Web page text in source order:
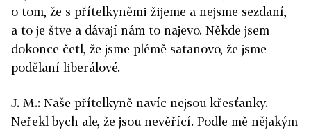
o tom, že s přítelkyněmi žijeme a nejsme sezdaní,
a to je štve a dávají nám to najevo. Někde jsem
dokonce četl, že jsme plémě satanovo, že jsme
podělaní liberálové.
J. M.: Naše přítelkyně navíc nejsou křesťanky.
Neřekl bych ale, že jsou nevěřící. Podle mě nějakým